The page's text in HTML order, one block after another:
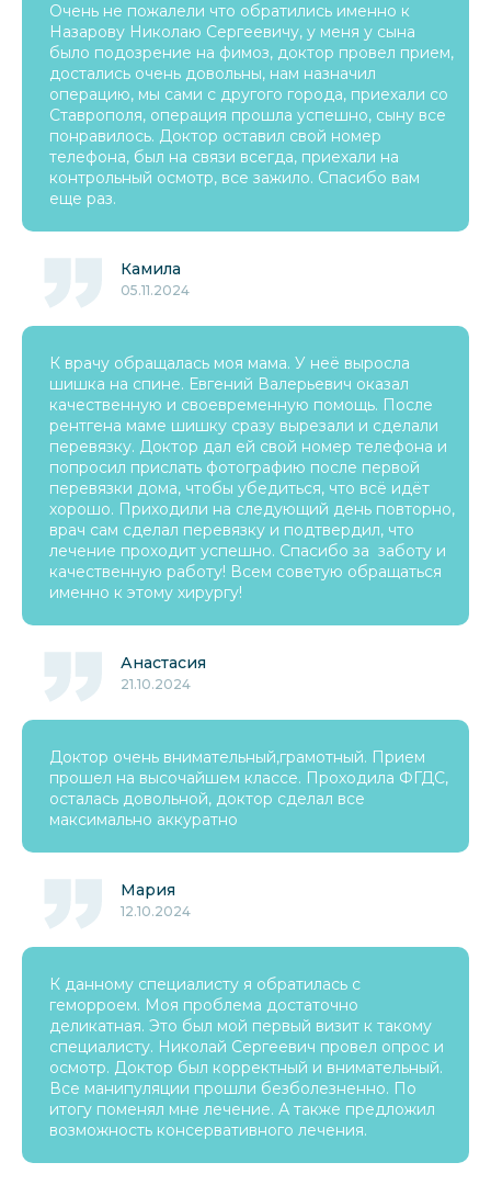
Очень не пожалели что обратились именно к
Назарову Николаю Сергеевичу, у меня у сына
было подозрение на фимоз, доктор провел прием,
достались очень довольны, нам назначил
операцию, мы сами с другого города, приехали со
Ставрополя, операция прошла успешно, сыну все
понравилось. Доктор оставил свой номер
телефона, был на связи всегда, приехали на
контрольный осмотр, все зажило. Спасибо вам
еще раз.
Камила
05.11.2024
К врачу обращалась моя мама. У неё выросла
шишка на спине. Евгений Валерьевич оказал
качественную и своевременную помощь. После
рентгена​ маме шишку сразу вырезали и сделали
перевязку. Доктор дал ей свой номер телефона и
попросил прислать фотографию после первой
перевязки дома, чтобы убедиться, что всё идёт
хорошо. Приходили на следующий день повторно,
врач сам сделал перевязку и подтвердил, что
лечение проходит успешно. Спасибо за заботу и
качественную работу! Всем советую обращаться
именно к этому хирургу!
Анастасия
21.10.2024
Доктор очень внимательный,грамотный. Прием
прошел на высочайшем классе. Проходила ФГДС,
осталась довольной, доктор сделал все
максимально аккуратно
Мария
12.10.2024
К данному специалисту я обратилась с
геморроем. Моя проблема достаточно
деликатная. Это был мой первый визит к такому
специалисту. Николай Сергеевич провел опрос и
осмотр. Доктор был корректный и внимательный.
Все манипуляции прошли безболезненно. По
итогу поменял мне лечение. А также предложил
возможность консервативного лечения.